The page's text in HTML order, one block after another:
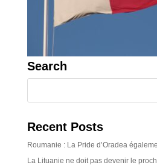
Search
Recent Posts
Roumanie : La Pride d’Oradea
La Lituanie ne doit pas devenir le